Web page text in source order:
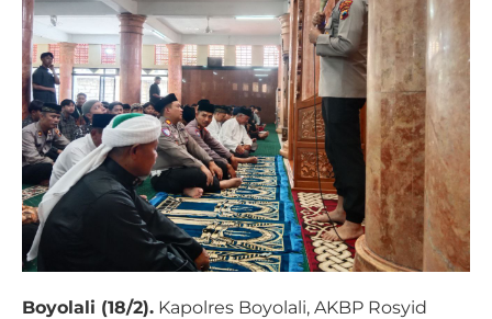
Boyolali (18/2). Kapolres Boyolali, AKBP Rosyid